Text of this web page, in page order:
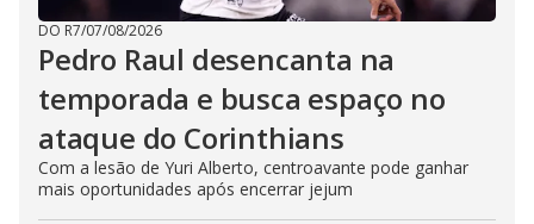
DO R7/07/08/2026
Pedro Raul desencanta na
temporada e busca espaço no
ataque do Corinthians
Com a lesão de Yuri Alberto, centroavante pode ganhar
mais oportunidades após encerrar jejum